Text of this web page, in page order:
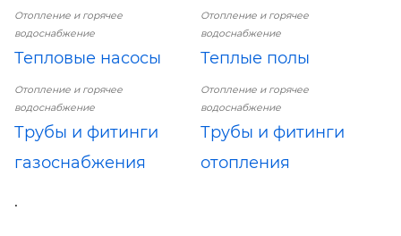
Отопление и горячее
водоснабжение
Тепловые насосы
Отопление и горячее
водоснабжение
Теплые полы
Отопление и горячее
водоснабжение
Трубы и фитинги
газоснабжения
Отопление и горячее
водоснабжение
Трубы и фитинги
отопления
.